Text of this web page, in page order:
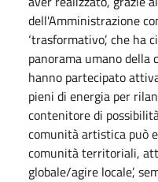
dell'Amministrazione
‘trasformativo’, che ha
panorama umano della
hanno partecipato
pieni di energia per
contenitore di
comunità artistica può
comunità territoriali,
globale/agire locale’,